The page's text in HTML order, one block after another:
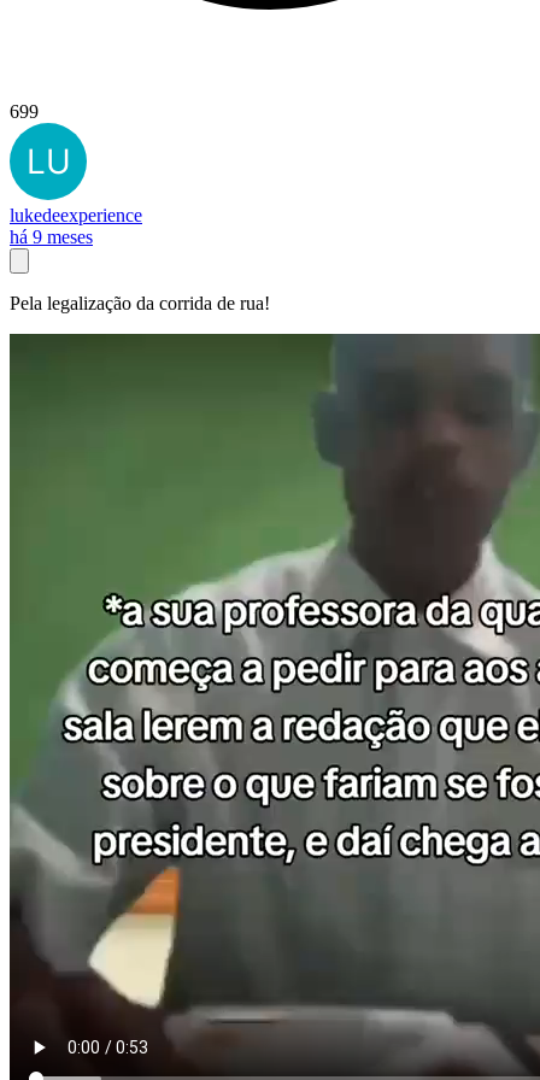
699
lukedeexperience
há 9 meses
Pela legalização da corrida de rua!